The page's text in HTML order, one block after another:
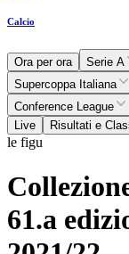
Calcio
Ora per ora Serie A
Supercoppa Italiana
Conference League
Live
Risultati e
le figu
61.a